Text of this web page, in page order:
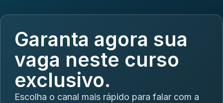
Garanta agora sua
vaga neste curso
exclusivo.
Escolha o canal mais rápido para falar com a